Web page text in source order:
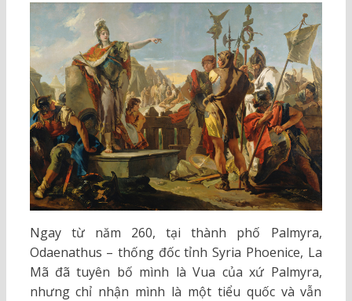
Ngay từ năm 260, tại thành phố Palmyra,
Odaenathus – thống đốc tỉnh Syria Phoenice, La
Mã đã tuyên bố mình là Vua của xứ Palmyra,
nhưng chỉ nhận mình là một tiểu quốc và vẫn